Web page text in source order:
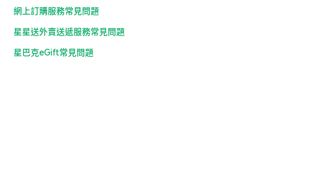
網上訂購服務常見問題
星星送外賣送遞服務常見問題
星巴克eGift常見問題